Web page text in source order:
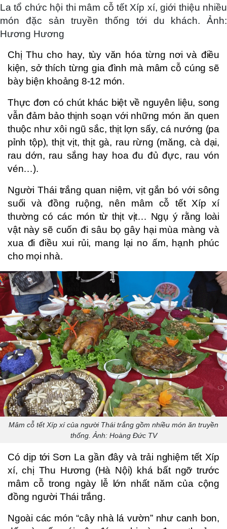
La tổ chức hội thi mâm cỗ tết Xíp xí, giới thiệu nhiều
món đặc sản truyền thống tới du khách. Ảnh:
Hương Hương
Chị Thu cho hay, tùy văn hóa từng nơi và điều
kiện, sở thích từng gia đình mà mâm cỗ cúng sẽ
bày biện khoảng 8-12 món.
Thực đơn có chút khác biệt về nguyên liệu, song
vẫn đảm bảo thịnh soạn với những món ăn quen
thuộc như xôi ngũ sắc, thịt lợn sấy, cá nướng (pa
pỉnh tộp), thịt vịt, thịt gà, rau rừng (măng, cà dại,
rau dớn, rau sắng hay hoa đu đủ đực, rau vón
vén…).
Người Thái trắng quan niệm, vịt gắn bó với sông
suối và đồng ruộng, nên mâm cỗ tết Xíp xí
thường có các món từ thịt vịt… Ngụ ý rằng loài
vật này sẽ cuốn đi sâu bọ gây hại mùa màng và
xua đi điều xui rủi, mang lại no ấm, hạnh phúc
cho mọi nhà.
Mâm cỗ tết Xíp xí của người Thái trắng gồm nhiều món ăn truyền
thống. Ảnh: Hoàng Đức TV
Có dịp tới Sơn La gần đây và trải nghiệm tết Xíp
xí, chị Thu Hương (Hà Nội) khá bất ngỡ trước
mâm cỗ trong ngày lễ lớn nhất năm của cộng
đồng người Thái trắng.
Ngoài các món “cây nhà lá vườn” như canh bon,